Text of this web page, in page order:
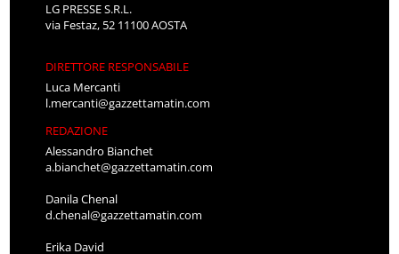
LG PRESSE S.R.L.
via Festaz, 52 11100 AOSTA
DIRETTORE RESPONSABILE
Luca Mercanti
l.mercanti@gazzettamatin.com
REDAZIONE
Alessandro Bianchet
a.bianchet@gazzettamatin.com
Danila Chenal
d.chenal@gazzettamatin.com
Erika David